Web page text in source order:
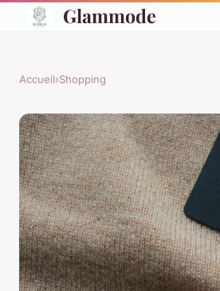
Glammode
Accueil›Shopping